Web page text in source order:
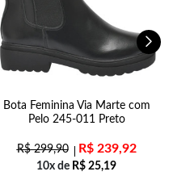
Bota Feminina Via Marte com
Pelo 245-011 Preto
R$299,90 R$239,92
10x de R$ 25,19